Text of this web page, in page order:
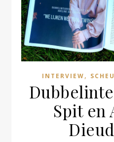
INTERVIEW,
Spit en